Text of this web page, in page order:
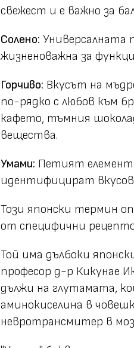
свежест и е важно за
Солено: Универсалната
жизненоважна за
Горчиво: Вкусът на
по-рядко с любов към
кафето, тъмния
вещества.
Умами: Петият елемент
идентифицират
Този японски термин
от специфични
Той има дълбоки
професор д-р Кикунае
дължи на глутамата,
аминокиселина в
невротрансмитер в